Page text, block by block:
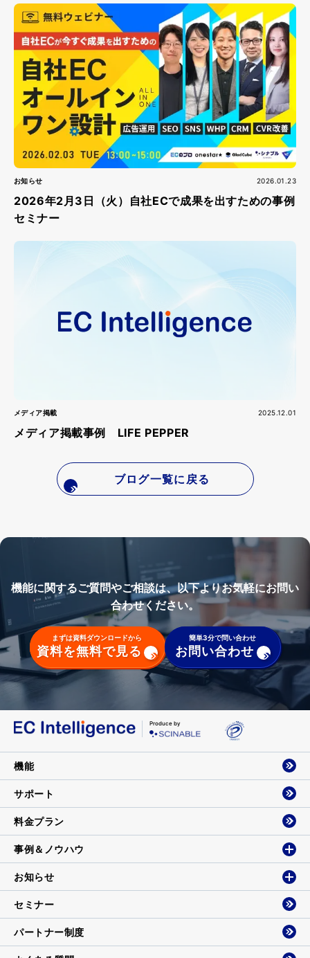
お知らせ 2026.01.23
2026年2月3日（火）自社ECで成果を出すための事例
セミナー
メディア掲載 2025.12.01
メディア掲載事例 LIFE PEPPER
ブログ一覧に戻る
機能に関するご質問やご相談は、以下よりお気軽にお問い
合わせください。
まずは資料ダウンロードから
資料を無料で見る
簡単3分で問い合わせ
お問い合わせ
Produce by
機能
サポート
料金プラン
事例＆ノウハウ
お知らせ
セミナー
パートナー制度